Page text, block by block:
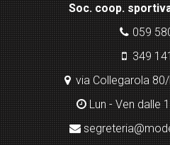
Soc. coop.
059
349
via Collegarola
Lun - Ven dalle